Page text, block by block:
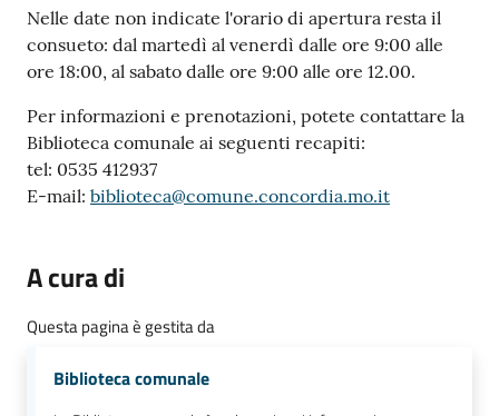
Nelle date non indicate l'orario di apertura resta il
consueto: dal martedì al venerdì dalle ore 9:00 alle
ore 18:00, al sabato dalle ore 9:00 alle ore 12.00.
Per informazioni e prenotazioni, potete contattare la
Biblioteca comunale ai seguenti recapiti:
tel: 0535 412937
E-mail: biblioteca@comune.concordia.mo.it
A cura di
Questa pagina è gestita da
Biblioteca comunale